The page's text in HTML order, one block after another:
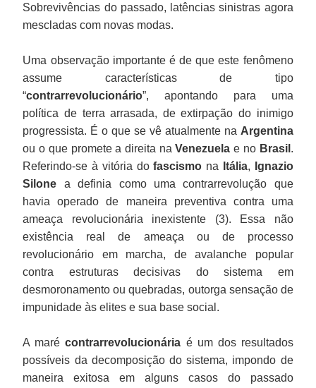
Sobrevivências do passado, latências sinistras agora
mescladas com novas modas.
Uma observação importante é de que este fenômeno
assume características de tipo
“contrarrevolucionário”, apontando para uma
política de terra arrasada, de extirpação do inimigo
progressista. É o que se vê atualmente na Argentina
ou o que promete a direita naVenezuela e no Brasil .
Referindo-se à vitória dofascismo na Itália, Ignazio
Silone a definia como uma contrarrevolução que
havia operado de maneira preventiva contra uma
ameaça revolucionária inexistente (3). Essa não
existência real de ameaça ou de processo
revolucionário em marcha, de avalanche popular
contra estruturas decisivas do sistema em
desmoronamento ou quebradas, outorga sensação de
impunidade às elites e sua base social.
A maré contrarrevolucionária é um dos resultados
possíveis da decomposição do sistema, impondo de
maneira exitosa em alguns casos do passado